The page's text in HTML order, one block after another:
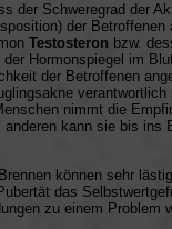
der Schweregrad der
der Betroffenen
Testosteron bzw.
Hormonspiegel im
der Betroffenen
nimmt die
kann sie bis
können sehr
das
zu einem Problem